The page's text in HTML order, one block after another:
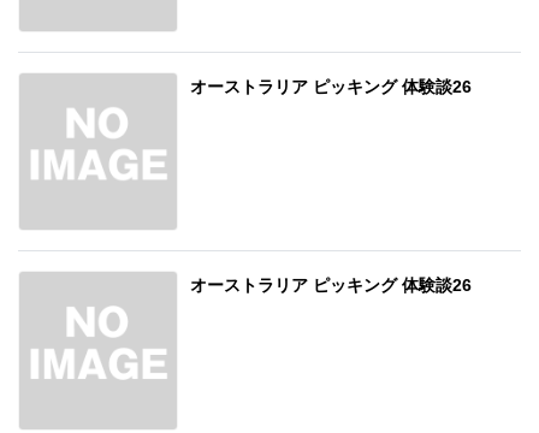
オーストラリア ピッキング 体験談26
オーストラリア ピッキング 体験談26